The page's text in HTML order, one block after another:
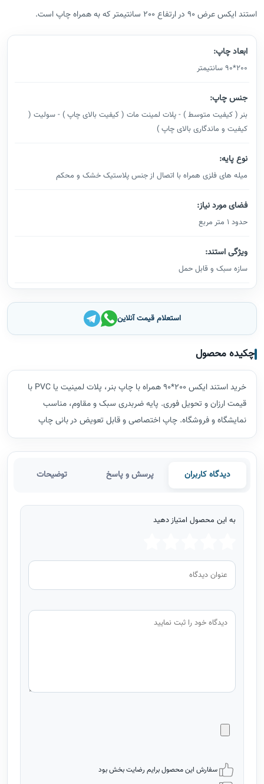
استند ایکس عرض 90 در ارتفاع 200 سانتیمتر که به همراه چاپ است.
ابعاد چاپ:
200*90 سانتیمتر
جنس چاپ:
بنر ( کیفیت متوسط ) - پلات لمینت مات ( کیفیت بالای چاپ ) - سولیت (
کیفیت و ماندگاری بالای چاپ )
نوع پایه:
میله های فلزی همراه با اتصال از جنس پلاستیک خشک و محکم
فضای مورد نیاز:
حدود 1 متر مربع
ویژگی استند:
سازه سبک و قابل حمل
استعلام قیمت آنلاین
چکیده محصول
خرید استند ایکس 200*90 همراه با چاپ بنر، پلات لمینیت یا PVC با
قیمت ارزان و تحویل فوری. پایه ضربدری سبک و مقاوم، مناسب
نمایشگاه و فروشگاه. چاپ اختصاصی و قابل تعویض در بانی چاپ
دیدگاه کاربران پرسش و پاسخ توضیحات
به این محصول امتیاز دهید
سفارش این محصول برایم رضایت بخش بود